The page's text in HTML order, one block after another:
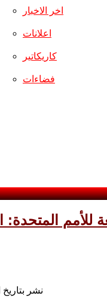
اخر الاخبار
اعلانات
كاريكاتير
فضاءات
للأمم
نشر بتاريخ الإثنين, 27